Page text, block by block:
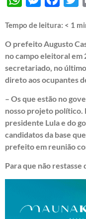
Tempo de leitura: < 1
O prefeito Augusto
no campo eleitoral
secretariado, no
direto aos ocupantes
– Os que estão no
nosso projeto político.
presidente Lula e do
candidatos da base
prefeito em reunião
Para que não